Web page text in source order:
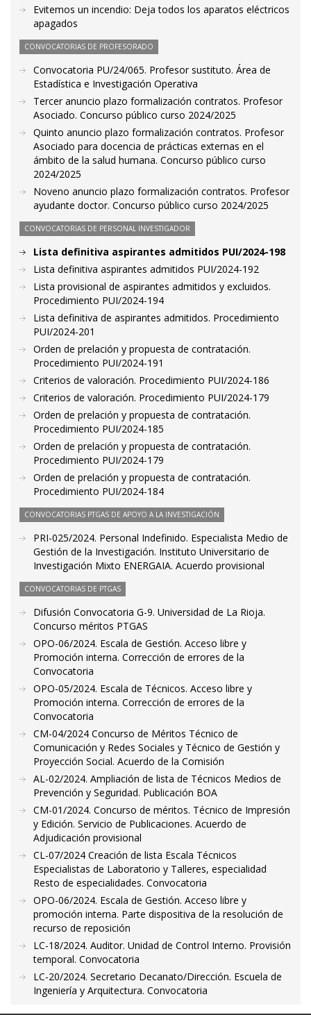
Evitemos un incendio: Deja todos los aparatos eléctricos
apagados
CONVOCATORIAS DE PROFESORADO
Convocatoria PU/24/065. Profesor sustituto. Área de
Estadística e Investigación Operativa
Tercer anuncio plazo formalización contratos. Profesor
Asociado. Concurso público curso 2024/2025
Quinto anuncio plazo formalización contratos. Profesor
Asociado para docencia de prácticas externas en el
ámbito de la salud humana. Concurso público curso
2024/2025
Noveno anuncio plazo formalización contratos. Profesor
ayudante doctor. Concurso público curso 2024/2025
CONVOCATORIAS DE PERSONAL INVESTIGADOR
Lista definitiva aspirantes admitidos PUI/2024-198
Lista definitiva aspirantes admitidos PUI/2024-192
Lista provisional de aspirantes admitidos y excluidos.
Procedimiento PUI/2024-194
Lista definitiva de aspirantes admitidos. Procedimiento
PUI/2024-201
Orden de prelación y propuesta de contratación.
Procedimiento PUI/2024-191
Criterios de valoración. Procedimiento PUI/2024-186
Criterios de valoración. Procedimiento PUI/2024-179
Orden de prelación y propuesta de contratación.
Procedimiento PUI/2024-185
Orden de prelación y propuesta de contratación.
Procedimiento PUI/2024-179
Orden de prelación y propuesta de contratación.
Procedimiento PUI/2024-184
CONVOCATORIAS PTGAS DE APOYO A LA INVESTIGACIÓN
PRI-025/2024. Personal Indefinido. Especialista Medio de
Gestión de la Investigación. Instituto Universitario de
Investigación Mixto ENERGAIA. Acuerdo provisional
CONVOCATORIAS DE PTGAS
Difusión Convocatoria G-9. Universidad de La Rioja.
Concurso méritos PTGAS
OPO-06/2024. Escala de Gestión. Acceso libre y
Promoción interna. Corrección de errores de la
Convocatoria
OPO-05/2024. Escala de Técnicos. Acceso libre y
Promoción interna. Corrección de errores de la
Convocatoria
CM-04/2024 Concurso de Méritos Técnico de
Comunicación y Redes Sociales y Técnico de Gestión y
Proyección Social. Acuerdo de la Comisión
AL-02/2024. Ampliación de lista de Técnicos Medios de
Prevención y Seguridad. Publicación BOA
CM-01/2024. Concurso de méritos. Técnico de Impresión
y Edición. Servicio de Publicaciones. Acuerdo de
Adjudicación provisional
CL-07/2024 Creación de lista Escala Técnicos
Especialistas de Laboratorio y Talleres, especialidad
Resto de especialidades. Convocatoria
OPO-06/2024. Escala de Gestión. Acceso libre y
promoción interna. Parte dispositiva de la resolución de
recurso de reposición
LC-18/2024. Auditor. Unidad de Control Interno. Provisión
temporal. Convocatoria
LC-20/2024. Secretario Decanato/Dirección. Escuela de
Ingeniería y Arquitectura. Convocatoria